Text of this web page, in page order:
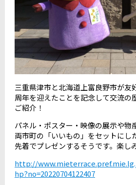
三重県津市と北海道上富良野市が友
周年を迎えたことを記念して交流の
ご紹介！
パネル・ポスター・映像の展示や物
両市町の「いいもの」をセットにし
先着でプレゼンするそうです。楽し
http://
hp?no=20220704122407